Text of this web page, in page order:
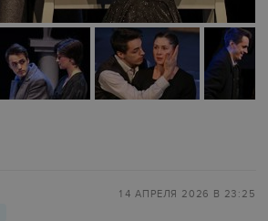
14 АПРЕЛЯ 2026 В 23:25